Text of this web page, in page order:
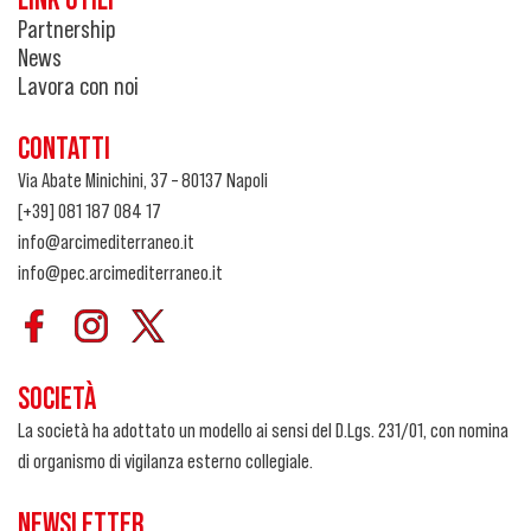
Partnership
News
Lavora con noi
CONTATTI
Via Abate Minichini, 37 – 80137 Napoli
[+39] 081 187 084 17
info@arcimediterraneo.it
info@pec.arcimediterraneo.it
SOCIETÀ
La società ha adottato un modello ai sensi del D.Lgs. 231/01, con nomina
di organismo di vigilanza esterno collegiale.
NEWSLETTER